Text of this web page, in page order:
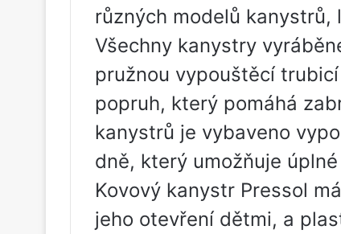
různých modelů kanystrů,
Všechny kanystry
pružnou vypouštěcí
popruh, který pomáhá
kanystrů je vybaveno
dně, který umožňuje
Kovový kanystr Pressol
jeho otevření dětmi, a